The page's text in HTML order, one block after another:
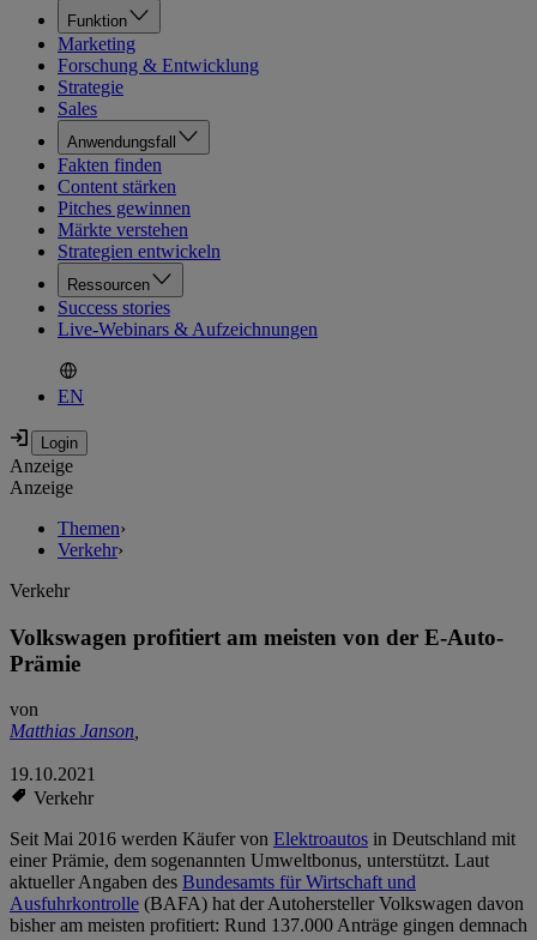
Funktion
Marketing
Forschung & Entwicklung
Strategie
Sales
Anwendungsfall
Fakten finden
Content stärken
Pitches gewinnen
Märkte verstehen
Strategien entwickeln
Ressourcen
Success stories
Live-Webinars & Aufzeichnungen
EN
Anzeige
Anzeige
Themen›
Verkehr›
Verkehr
Volkswagen profitiert am meisten von der E-Auto-
Prämie
von
Matthias Janson,
19.10.2021
Verkehr
Seit Mai 2016 werden Käufer von Elektroautos in Deutschland mit
einer Prämie, dem sogenannten Umweltbonus, unterstützt. Laut
aktueller Angaben des Bundesamts für Wirtschaft und
Ausfuhrkontrolle (BAFA) hat der Autohersteller Volkswagen davon
bisher am meisten profitiert: Rund 137.000 Anträge gingen demnach